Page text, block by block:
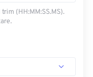
(HH:MM:SS.MS).